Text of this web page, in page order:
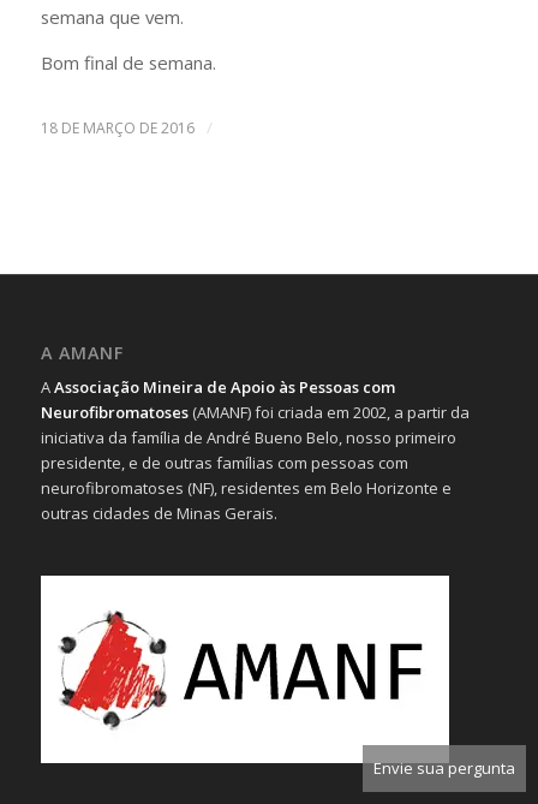
Envie sua pergunta
semana que vem.
Bom final de semana.
18 DE MARÇO DE 2016 /
A AMANF
AAssociação Mineira de Apoio às Pessoas com
Neurofibromatoses(AMANF) foi criada em 2002, a partir da
iniciativa da família de André Bueno Belo, nosso primeiro
presidente, e de outras famílias com pessoas com
neurofibromatoses (NF), residentes em Belo Horizonte e
outras cidades de Minas Gerais.